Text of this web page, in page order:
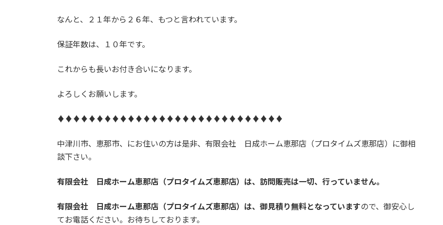
なんと、２１年から２６年、もつと言われています。
保証年数は、１０年です。
これからも長いお付き合いになります。
よろしくお願いします。
♦♦♦♦♦♦♦♦♦♦♦♦♦♦♦♦♦♦♦♦♦♦♦♦♦♦♦♦♦
中津川市、恵那市、にお住いの方は是非、有限会社 日成ホーム恵那店（プロタイムズ恵那店）に御相
談下さい。
有限会社 日成ホーム恵那店（プロタイムズ恵那店）は、訪問販売は一切、行っていません。
有限会社 日成ホーム恵那店（プロタイムズ恵那店）は、御見積り無料となっていますので、御安心し
てお電話ください。お待ちしております。